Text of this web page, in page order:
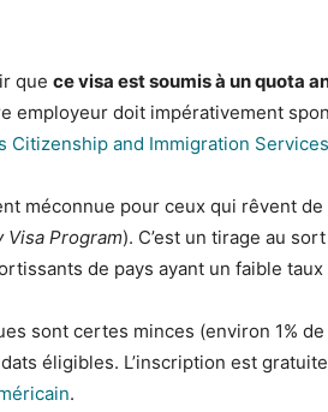
que ce visa est soumis à un quota
employeur doit impérativement
Citizenship and Immigration
méconnue pour ceux qui rêvent
Visa Program). C’est un tirage au
de pays ayant un faible
sont certes minces (environ 1%
éligibles. L’inscription est
.